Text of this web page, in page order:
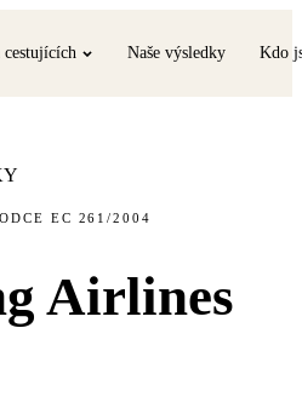
cestujících Naše výsledky Kdo
EC 261/2004
Airlines